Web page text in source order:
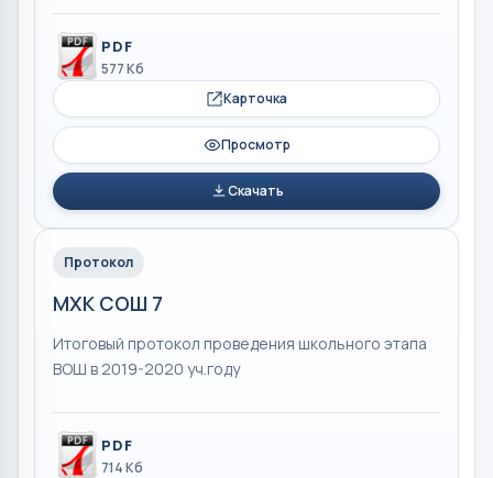
PDF
577 Кб
Карточка
Просмотр
Скачать
Протокол
МХК СОШ 7
Итоговый протокол проведения школьного этапа
ВОШ в 2019-2020 уч.году
PDF
714 Кб